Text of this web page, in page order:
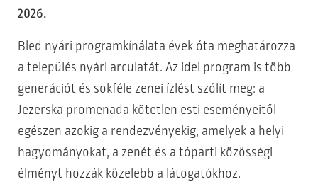
2026.
Bled nyári programkínálata évek óta meghatározza
a település nyári arculatát. Az idei program is több
generációt és sokféle zenei ízlést szólít meg: a
Jezerska promenada kötetlen esti eseményeitől
egészen azokig a rendezvényekig, amelyek a helyi
hagyományokat, a zenét és a tóparti közösségi
élményt hozzák közelebb a látogatókhoz.